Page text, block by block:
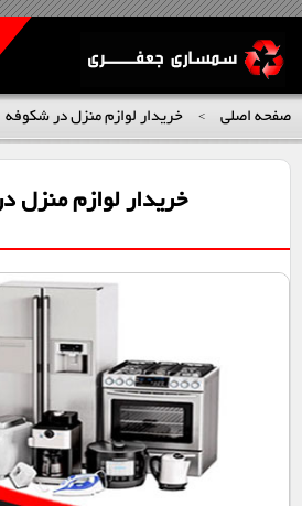
صفحه اصلی > خریدار لوازم منزل در شکوفه
خریدار لوازم منزل